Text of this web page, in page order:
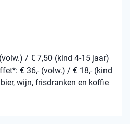
/ € 7,50 (kind 4-15 jaar)
€ 36,- (volw.) / € 18,- (kind
wijn, frisdranken en koffie